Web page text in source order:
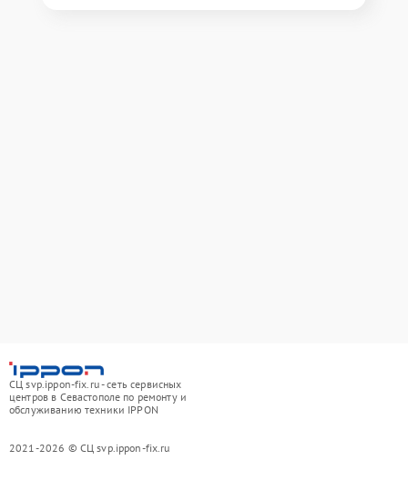
СЦ svp.ippon-fix.ru - сеть сервисных
центров в Севастополе по ремонту и
обслуживанию техники IPPON
2021-2026 © СЦ svp.ippon-fix.ru